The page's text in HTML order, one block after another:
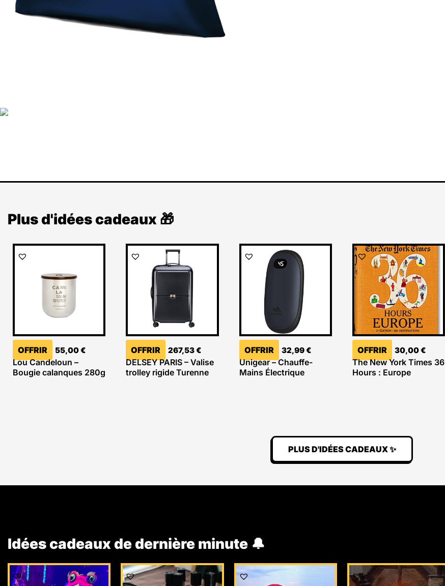
Plus d'idées cadeaux 🎁
OFFRIR 55,00€
Lou Candeloun –
Bougie calanques 280g
OFFRIR 267,53€
DELSEY PARIS – Valise
trolley rigide Turenne
OFFRIR 32,99€
Unigear – Chauffe-
Mains Électrique
OFFRIR 30,00€
The New York Times 36
Hours : Europe
PLUS D'IDÉES CADEAUX ✨
Idées cadeaux de dernière minute 🔔